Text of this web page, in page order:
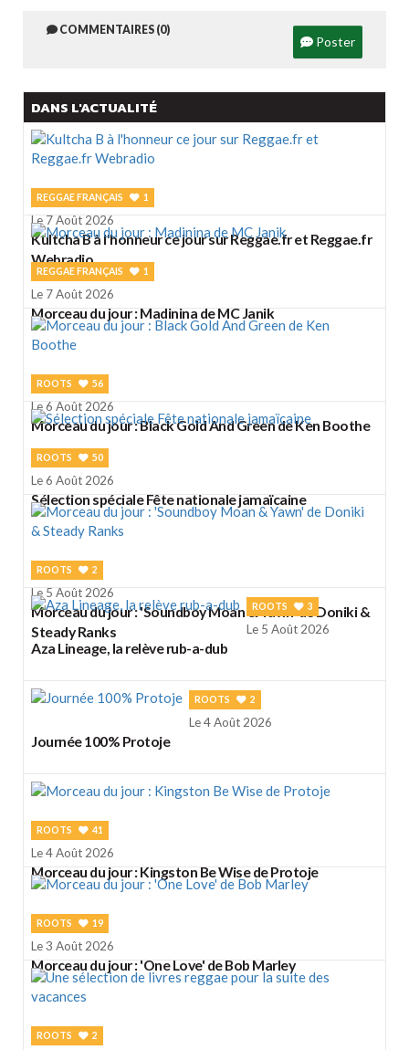
COMMENTAIRES (0)
Poster
DANS L'ACTUALITÉ
REGGAE FRANÇAIS 1
Le 7 Août 2026
Kultcha B à l'honneur ce jour sur Reggae.fr et Reggae.fr
Webradio
REGGAE FRANÇAIS 1
Le 7 Août 2026
Morceau du jour : Madinina de MC Janik
ROOTS 56
Le 6 Août 2026
Morceau du jour : Black Gold And Green de Ken Boothe
ROOTS 50
Le 6 Août 2026
Sélection spéciale Fête nationale jamaïcaine
ROOTS 2
Le 5 Août 2026
Morceau du jour : 'Soundboy Moan & Yawn' de Doniki &
Steady Ranks
ROOTS 3
Le 5 Août 2026
Aza Lineage, la relève rub-a-dub
ROOTS 2
Le 4 Août 2026
Journée 100% Protoje
ROOTS 41
Le 4 Août 2026
Morceau du jour : Kingston Be Wise de Protoje
ROOTS 19
Le 3 Août 2026
Morceau du jour : 'One Love' de Bob Marley
ROOTS 2